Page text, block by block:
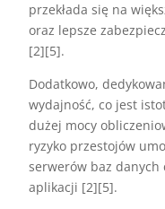
przekłada się na
oraz lepsze
[2][5].
Dodatkowo,
wydajność, co jest
dużej mocy
ryzyko przestojów
serwerów baz danych
aplikacji [2][5].